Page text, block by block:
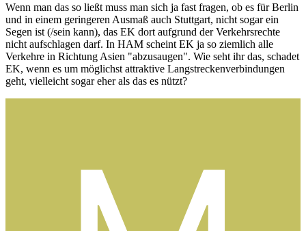
Wenn man das so ließt muss man sich ja fast fragen, ob es für Berlin
und in einem geringeren Ausmaß auch Stuttgart, nicht sogar ein
Segen ist (/sein kann), das EK dort aufgrund der Verkehrsrechte
nicht aufschlagen darf. In HAM scheint EK ja so ziemlich alle
Verkehre in Richtung Asien "abzusaugen". Wie seht ihr das, schadet
EK, wenn es um möglichst attraktive Langstreckenverbindungen
geht, vielleicht sogar eher als das es nützt?